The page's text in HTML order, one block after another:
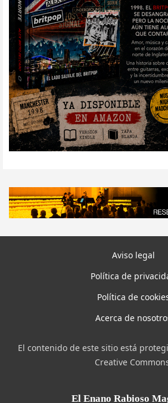
Aviso legal
Política de
Política de
Acerca de
El contenido de este sitio está
Creative
El Enano Rabioso